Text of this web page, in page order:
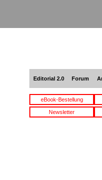
Editorial 2.0 Forum
eBook-Bestellung
Newsletter